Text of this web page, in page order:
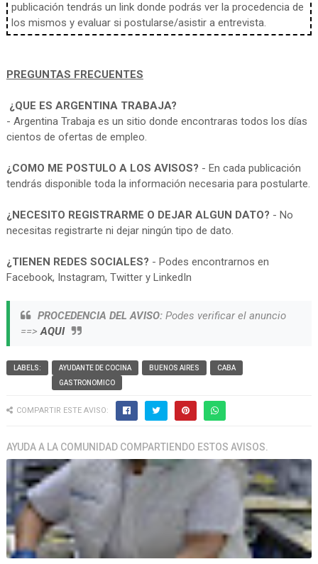
publicación tendrás un link donde podrás ver la procedencia de
los mismos y evaluar si postularse/asistir a entrevista.
PREGUNTAS FRECUENTES
¿QUE ES ARGENTINA TRABAJA?
- Argentina Trabaja es un sitio donde encontraras todos los días
cientos de ofertas de empleo.
¿COMO ME POSTULO A LOS AVISOS? - En cada publicación
tendrás disponible toda la información necesaria para postularte.
¿NECESITO REGISTRARME O DEJAR ALGUN DATO? - No
necesitas registrarte ni dejar ningún tipo de dato.
¿TIENEN REDES SOCIALES? - Podes encontrarnos en
Facebook, Instagram, Twitter y LinkedIn
PROCEDENCIA DEL AVISO:Podes verificar el anuncio
==>AQUI
LABELS: AYUDANTE DE COCINA BUENOS AIRES
CABA
GASTRONOMICO
COMPARTIR ESTE AVISO:
AYUDA A LA COMUNIDAD COMPARTIENDO ESTOS AVISOS.